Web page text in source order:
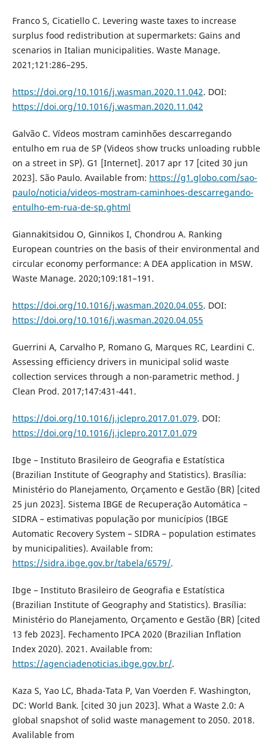
Franco S, Cicatiello C. Levering waste taxes to increase
surplus food redistribution at supermarkets: Gains and
scenarios in Italian municipalities. Waste Manage.
2021;121:286–295.
https://doi.org/10.1016/j.wasman.2020.11.042. DOI:
https://doi.org/10.1016/j.wasman.2020.11.042
Galvão C. Vídeos mostram caminhões descarregando
entulho em rua de SP (Videos show trucks unloading rubble
on a street in SP). G1 [Internet]. 2017 apr 17 [cited 30 jun
2023]. São Paulo. Available from: https://g1.globo.com/sao-
paulo/noticia/videos-mostram-caminhoes-descarregando-
entulho-em-rua-de-sp.ghtml
Giannakitsidou O, Ginnikos I, Chondrou A. Ranking
European countries on the basis of their environmental and
circular economy performance: A DEA application in MSW.
Waste Manage. 2020;109:181–191.
https://doi.org/10.1016/j.wasman.2020.04.055. DOI:
https://doi.org/10.1016/j.wasman.2020.04.055
Guerrini A, Carvalho P, Romano G, Marques RC, Leardini C.
Assessing efficiency drivers in municipal solid waste
collection services through a non-parametric method. J
Clean Prod. 2017;147:431-441.
https://doi.org/10.1016/j.jclepro.2017.01.079. DOI:
https://doi.org/10.1016/j.jclepro.2017.01.079
Ibge – Instituto Brasileiro de Geografia e Estatística
(Brazilian Institute of Geography and Statistics). Brasília:
Ministério do Planejamento, Orçamento e Gestão (BR) [cited
25 jun 2023]. Sistema IBGE de Recuperação Automática –
SIDRA – estimativas população por municípios (IBGE
Automatic Recovery System – SIDRA – population estimates
by municipalities). Available from:
https://sidra.ibge.gov.br/tabela/6579/.
Ibge – Instituto Brasileiro de Geografia e Estatística
(Brazilian Institute of Geography and Statistics). Brasília:
Ministério do Planejamento, Orçamento e Gestão (BR) [cited
13 feb 2023]. Fechamento IPCA 2020 (Brazilian Inflation
Index 2020). 2021. Available from:
https://agenciadenoticias.ibge.gov.br/.
Kaza S, Yao LC, Bhada-Tata P, Van Voerden F. Washington,
DC: World Bank. [cited 30 jun 2023]. What a Waste 2.0: A
global snapshot of solid waste management to 2050. 2018.
Avalilable from